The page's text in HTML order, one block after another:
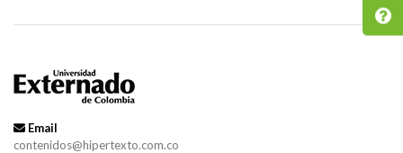
Email
contenidos@hipertexto.com.co